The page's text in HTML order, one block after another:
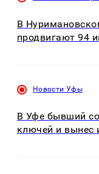
В
продвигают 94
Новости Уфы
В Уфе бывший
ключей и вынес